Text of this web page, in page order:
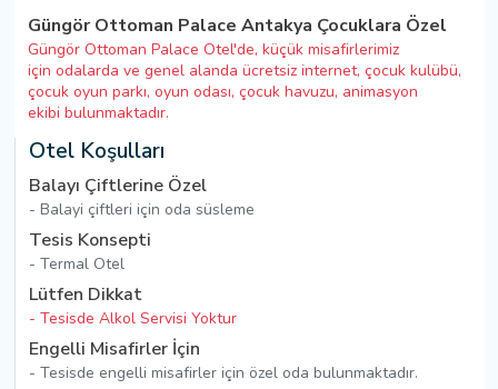
Güngör Ottoman Palace Antakya Çocuklara Özel
Güngör Ottoman Palace Otel'de, küçük misafirlerimiz
için odalarda ve genel alanda ücretsiz internet, çocuk kulübü,
çocuk oyun parkı, oyun odası, çocuk havuzu, animasyon
ekibi bulunmaktadır.
Otel Koşulları
Balayı Çiftlerine Özel
- Balayi çiftleri için oda süsleme
Tesis Konsepti
- Termal Otel
Lütfen Dikkat
- Tesisde Alkol Servisi Yoktur
Engelli Misafirler İçin
- Tesisde engelli misafirler için özel oda bulunmaktadır.